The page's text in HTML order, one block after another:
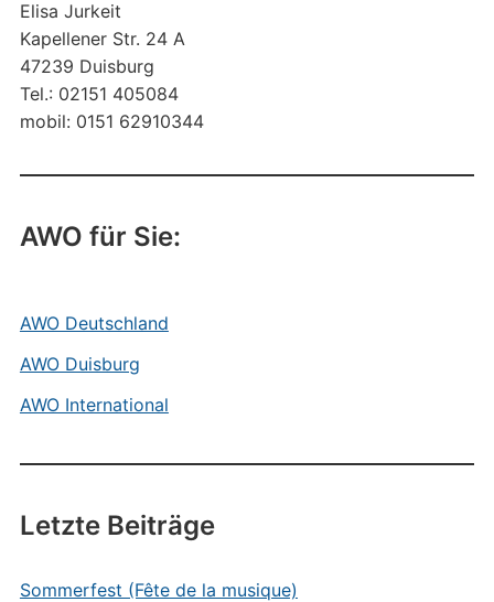
Elisa Jurkeit
Kapellener Str. 24 A
47239 Duisburg
Tel.: 02151 405084
mobil: 0151 62910344
AWO für Sie:
AWO Deutschland
AWO Duisburg
AWO International
Letzte Beiträge
Sommerfest (Fête de la musique)